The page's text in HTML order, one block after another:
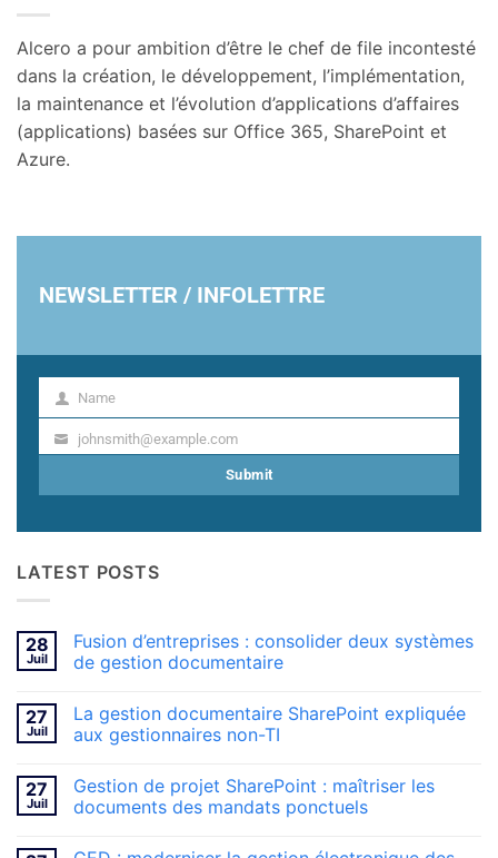
Alcero a pour ambition d’être le chef de file incontesté
dans la création, le développement, l’implémentation,
la maintenance et l’évolution d’applications d’affaires
(applications) basées sur Office 365, SharePoint et
Azure.
NEWSLETTER / INFOLETTRE
Name
Name
Your
johnsmith@example.com
Submit
LATEST POSTS
28
Juil
Fusion d’entreprises : consolider deux systèmes
de gestion documentaire
sur
Fusion
d’entreprises
deux
systèmes
de
27
Juil
La gestion documentaire SharePoint expliquée
aux gestionnaires non-TI
sur
La
gestion
27
Juil
Gestion de projet SharePoint : maîtriser les
documents des mandats ponctuels